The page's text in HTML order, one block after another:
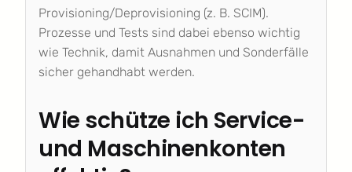
Provisioning/Deprovisioning (z. B. SCIM).
Prozesse und Tests sind dabei ebenso wichtig
wie Technik, damit Ausnahmen und Sonderfälle
sicher gehandhabt werden.
Wie schütze ich Service-
und Maschinenkonten